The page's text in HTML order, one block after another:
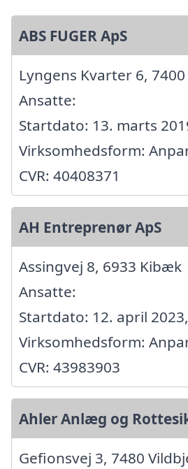
ABS FUGER ApS
Lyngens Kvarter 6,
Ansatte:
Startdato: 13. marts
Virksomhedsform:
CVR: 40408371
AH Entreprenør ApS
Assingvej 8, 6933 Kibæk
Ansatte:
Startdato: 12. april 2023,
Virksomhedsform:
CVR: 43983903
Ahler Anlæg og
Gefionsvej 3, 7480